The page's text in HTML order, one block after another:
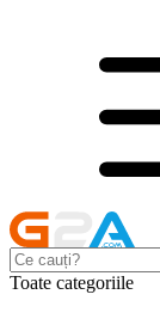
Toate categoriile